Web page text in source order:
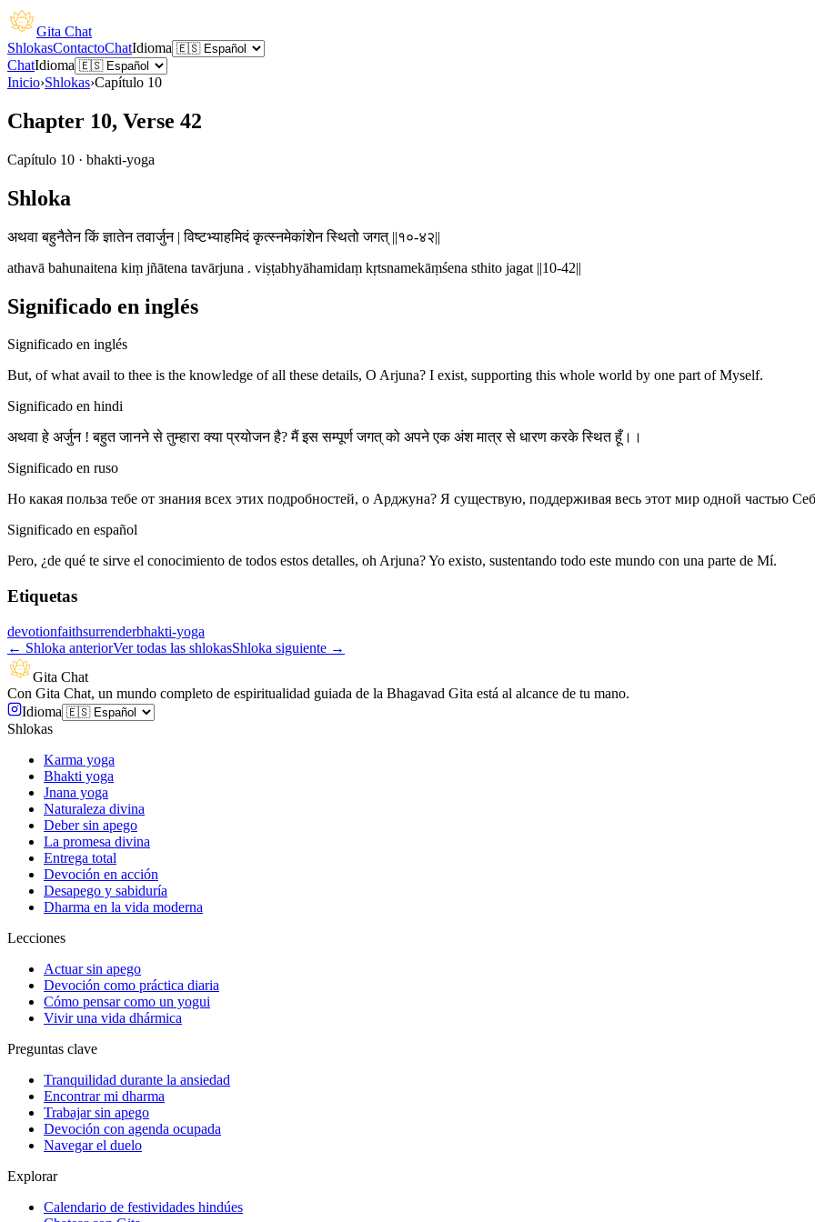
Gita Chat
ShlokasContactoChatIdioma
ChatIdioma
Inicio›Shlokas›Capítulo 10
Chapter 10, Verse 42
Capítulo 10 · bhakti-yoga
Shloka
अथवा बहुनैतेन किं ज्ञातेन तवार्जुन | विष्टभ्याहमिदं कृत्स्नमेकांशेन स्थितो जगत् ||१०-४२||
athavā bahunaitena kiṃ jñātena tavārjuna . viṣṭabhyāhamidaṃ kṛtsnamekāṃśena sthito jagat ||10-42||
Significado en inglés
Significado en inglés
But, of what avail to thee is the knowledge of all these details, O Arjuna? I exist, supporting this whole world by one part of Myself.
Significado en hindi
अथवा हे अर्जुन ! बहुत जानने से तुम्हारा क्या प्रयोजन है? मैं इस सम्पूर्ण जगत् को अपने एक अंश मात्र से धारण करके स्थित हूँ।।
Significado en ruso
Но какая польза тебе от знания всех этих подробностей, о Арджуна? Я существую, поддерживая весь этот мир одной частью
Significado en español
Pero, ¿de qué te sirve el conocimiento de todos estos detalles, oh Arjuna? Yo existo, sustentando todo este mundo con una parte de Mí.
Etiquetas
devotionfaithsurrenderbhakti-yoga
← Shloka anteriorVer todas las shlokasShloka siguiente →
Gita Chat
Con Gita Chat, un mundo completo de espiritualidad guiada de la Bhagavad Gita está al alcance de tu mano.
Idioma
Shlokas
Karma yoga
Bhakti yoga
Jnana yoga
Naturaleza divina
Deber sin apego
La promesa divina
Entrega total
Devoción en acción
Desapego y sabiduría
Dharma en la vida moderna
Lecciones
Actuar sin apego
Devoción como práctica diaria
Cómo pensar como un yogui
Vivir una vida dhármica
Preguntas clave
Tranquilidad durante la ansiedad
Encontrar mi dharma
Trabajar sin apego
Devoción con agenda ocupada
Navegar el duelo
Explorar
Calendario de festividades hindúes